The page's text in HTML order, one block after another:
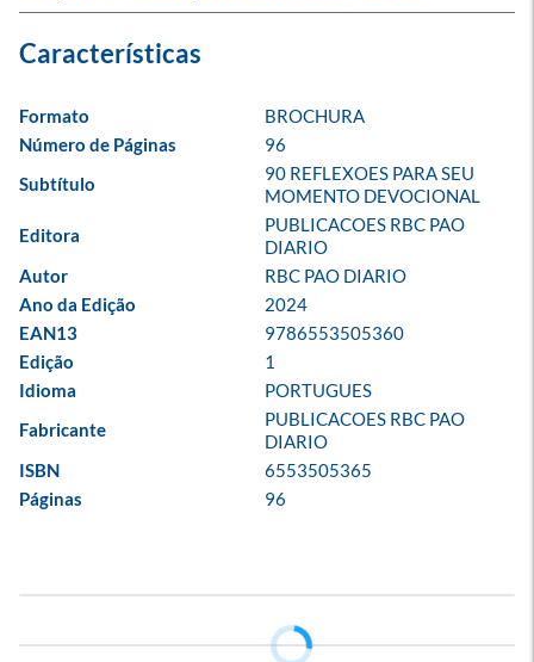
Formato
BROCHURA
Número de Páginas
96
Subtítulo
90 REFLEXOES PARA SEU
MOMENTO DEVOCIONAL
Editora
PUBLICACOES RBC PAO
DIARIO
Autor
RBC PAO DIARIO
Ano da Edição
2024
EAN13
9786553505360
Edição
1
Idioma
PORTUGUES
Fabricante
PUBLICACOES RBC PAO
DIARIO
ISBN
6553505365
Páginas
96